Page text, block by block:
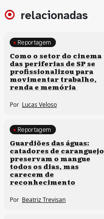
relacionadas
Políticas culturais
Reportagem
Como o setor do cinema
das periferias de SP se
profissionalizou para
movimentar trabalho,
renda e memória
Por Lucas Veloso
Clima e cultura
Reportagem
Guardiões das águas:
catadores de caranguejo
preservam o mangue
todos os dias, mas
carecem de
reconhecimento
Por Beatriz Trevisan